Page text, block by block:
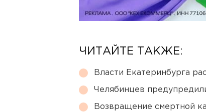
ЧИТАЙТЕ ТАКЖЕ:
Власти Екатеринбурга
Челябинцев
Возвращение смертной